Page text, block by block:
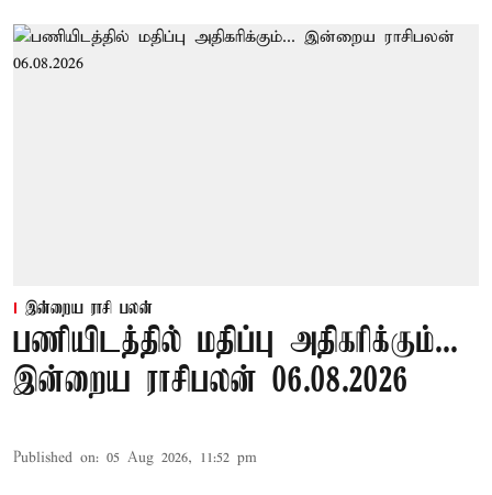
இன்றைய ராசி பலன்
பணியிடத்தில் மதிப்பு அதிகரிக்கும்...
இன்றைய ராசிபலன் 06.08.2026
Published on: 05 Aug 2026, 11:52 pm